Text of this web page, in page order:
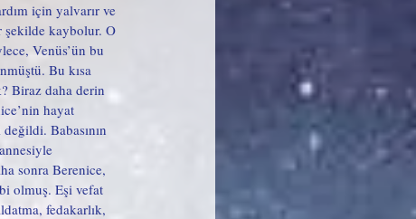
için yalvarır ve
şekilde kaybolur. O
Venüs’ün bu
Bu kısa
Biraz daha derin
hayat
Babasının
sonra Berenice,
olmuş. Eşi vefat
fedakarlık,